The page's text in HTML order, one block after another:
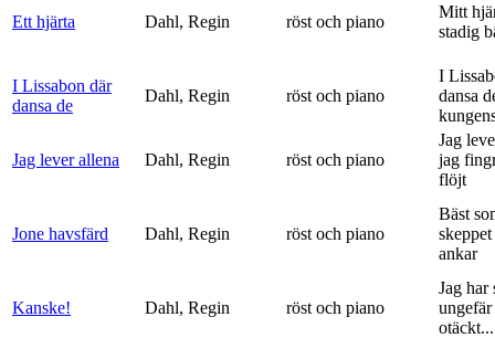
Ett hjärta Dahl, Regin röst och piano
Mitt
stadig
I Lissabon där
dansa de
Dahl, Regin röst och piano
I
dansa
Jag lever allena Dahl, Regin röst och piano
Jag
jag
flöjt
Jone havsfärd Dahl, Regin röst och piano
Bäst
ankar
Kanske! Dahl, Regin röst och piano
Jag har
otäckt...